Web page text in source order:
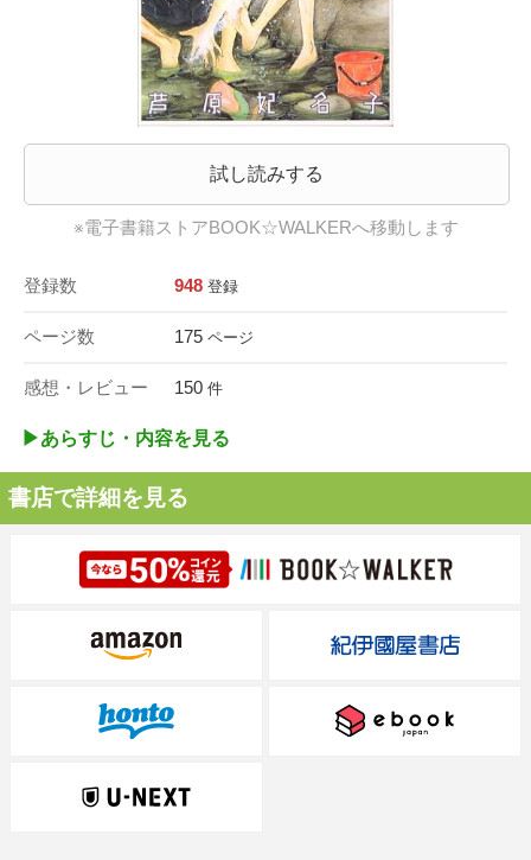
試し読みする
※電子書籍ストアBOOK☆WALKERへ移動します
登録数 948 登録
ページ数 175 ページ
感想・レビュー 150 件
▶︎あらすじ・内容を見る
書店で詳細を見る